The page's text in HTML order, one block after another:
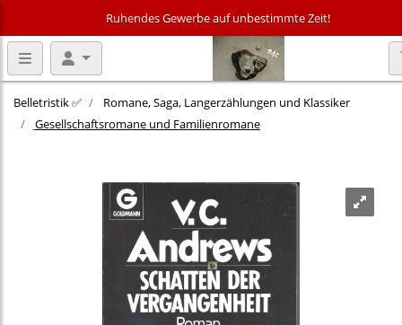
Ruhendes Gewerbe auf unbestimmte Zeit!
Belletristik ✅
Romane, Saga, Langerzählungen und Klassiker
Gesellschaftsromane und Familienromane